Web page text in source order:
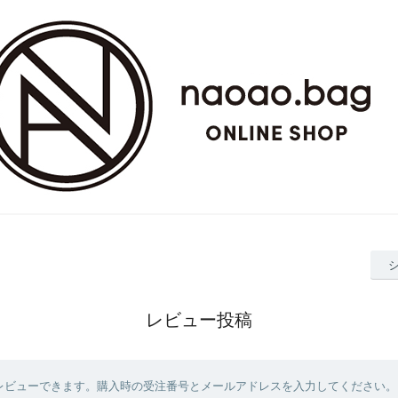
レビュー投稿
ューできます。購入時の受注番号とメールアドレスを入力してください。